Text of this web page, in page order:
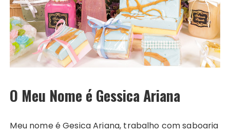
O Meu Nome é Gessica Ariana
Meu nome é Gesica Ariana, trabalho com saboaria